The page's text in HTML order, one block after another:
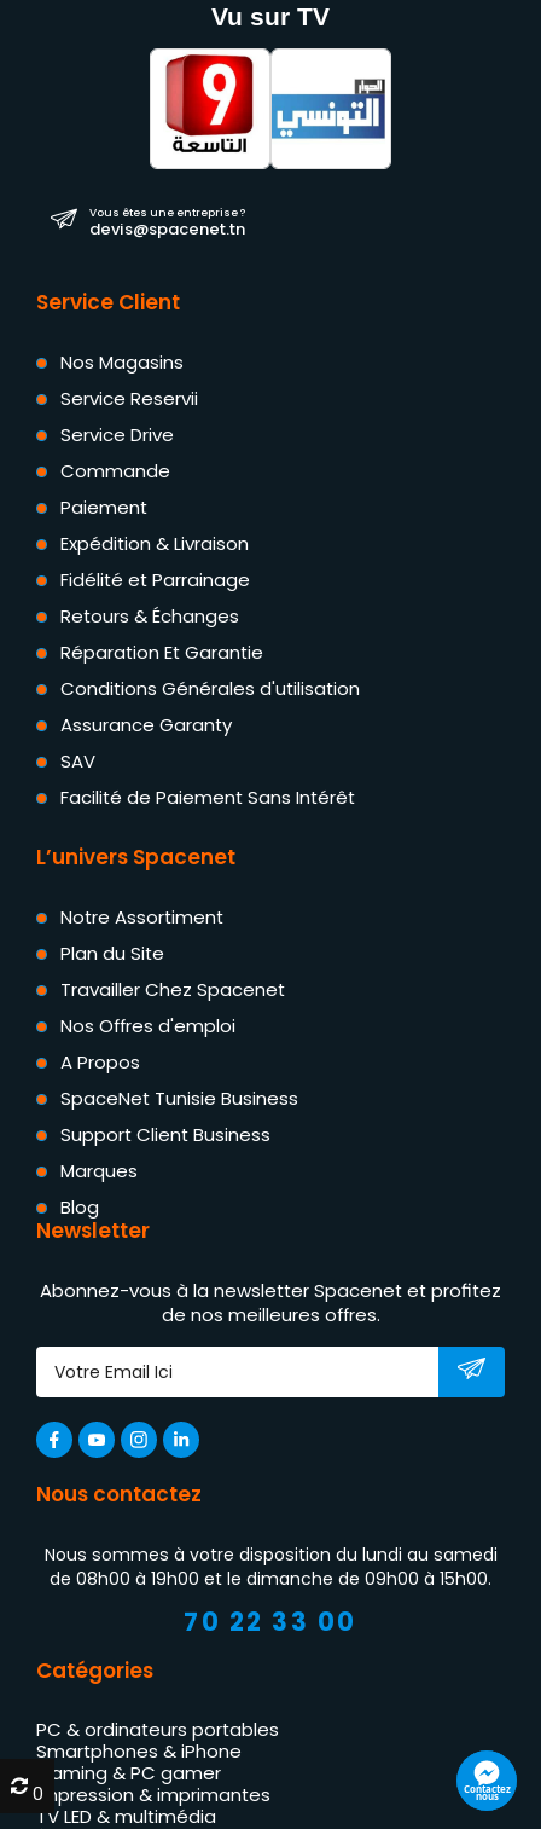
Vu sur TV
Vous êtes une entreprise ?
devis@spacenet.tn
Service Client
Nos Magasins
Service Reservii
Service Drive
Commande
Paiement
Expédition & Livraison
Fidélité et Parrainage
Retours & Échanges
Réparation Et Garantie
Conditions Générales d'utilisation
Assurance Garanty
SAV
Facilité de Paiement Sans Intérêt
L’univers Spacenet
Notre Assortiment
Plan du Site
Travailler Chez Spacenet
Nos Offres d'emploi
A Propos
SpaceNet Tunisie Business
Support Client Business
Marques
Blog
Newsletter
Abonnez-vous à la newsletter Spacenet et profitez
de nos meilleures offres.
Nous contactez
Nous sommes à votre disposition du lundi au samedi
de 08h00 à 19h00 et le dimanche de 09h00 à 15h00.
70 22 33 00
Catégories
PC & ordinateurs portables
Smartphones & iPhone
Gaming & PC gamer
Impression & imprimantes
TV LED & multimédia
Contactez
nous
0
0